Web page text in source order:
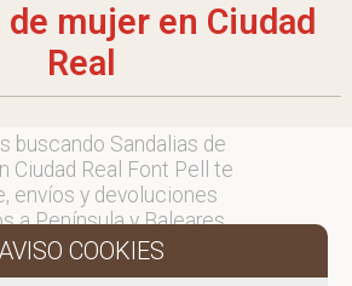
mujer en Ciudad
Real
buscando Sandalias de
Ciudad Real Font Pell te
envíos y devoluciones
a Península y Baleares,
destinos consultar